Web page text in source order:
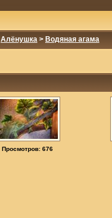
Алёнушка > Водяная агама
Просмотров: 676